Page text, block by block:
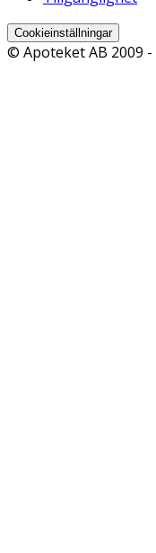
Cookieinställningar
© Apoteket AB 2009 -